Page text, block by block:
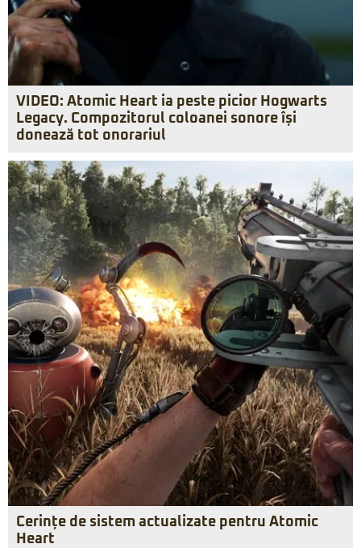
VIDEO: Atomic Heart ia peste picior Hogwarts
Legacy. Compozitorul coloanei sonore își
donează tot onorariul
Cerințe de sistem actualizate pentru Atomic
Heart